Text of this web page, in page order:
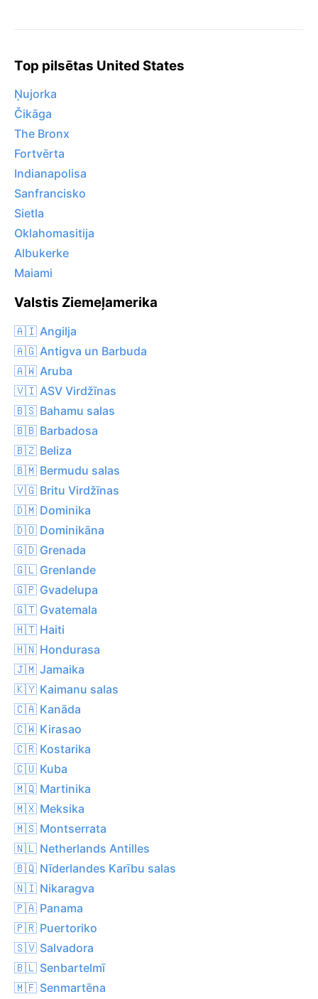
Top pilsētas United States
Ņujorka
Čikāga
The Bronx
Fortvērta
Indianapolisa
Sanfrancisko
Sietla
Oklahomasitija
Albukerke
Maiami
Valstis Ziemeļamerika
🇦🇮 Angilja
🇦🇬 Antigva un Barbuda
🇦🇼 Aruba
🇻🇮 ASV Virdžīnas
🇧🇸 Bahamu salas
🇧🇧 Barbadosa
🇧🇿 Beliza
🇧🇲 Bermudu salas
🇻🇬 Britu Virdžīnas
🇩🇲 Dominika
🇩🇴 Dominikāna
🇬🇩 Grenada
🇬🇱 Grenlande
🇬🇵 Gvadelupa
🇬🇹 Gvatemala
🇭🇹 Haiti
🇭🇳 Hondurasa
🇯🇲 Jamaika
🇰🇾 Kaimanu salas
🇨🇦 Kanāda
🇨🇼 Kirasao
🇨🇷 Kostarika
🇨🇺 Kuba
🇲🇶 Martinika
🇲🇽 Meksika
🇲🇸 Montserrata
🇳🇱 Netherlands Antilles
🇧🇶 Nīderlandes Karību salas
🇳🇮 Nikaragva
🇵🇦 Panama
🇵🇷 Puertoriko
🇸🇻 Salvadora
🇧🇱 Senbartelmī
🇲🇫 Senmartēna